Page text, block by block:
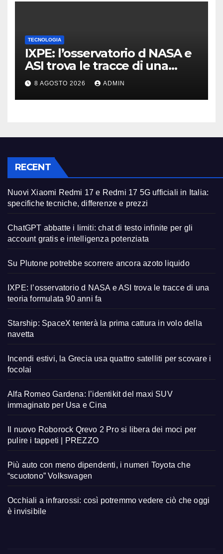
TECNOLOGIA
IXPE: l’osservatorio d NASA e
ASI trova le tracce di una
teoria formulata 90 anni fa
8 AGOSTO 2026 ADMIN
RECENT
Nuovi Xiaomi Redmi 17 e Redmi 17 5G ufficiali in Italia:
specifiche tecniche, differenze e prezzi
ChatGPT abbatte i limiti: chat di testo infinite per gli
account gratis e intelligenza potenziata
Su Plutone potrebbe scorrere ancora azoto liquido
IXPE: l’osservatorio d NASA e ASI trova le tracce di una
teoria formulata 90 anni fa
Starship: SpaceX tenterà la prima cattura in volo della
navetta
Incendi estivi, la Grecia usa quattro satelliti per scovare i
focolai
Alfa Romeo Gardena: l’identikit del maxi SUV
immaginato per Usa e Cina
Il nuovo Roborock Qrevo 2 Pro si libera dei moci per
pulire i tappeti | PREZZO
Più auto con meno dipendenti, i numeri Toyota che
“scuotono” Volkswagen
Occhiali a infrarossi: così potremmo vedere ciò che oggi
è invisibile